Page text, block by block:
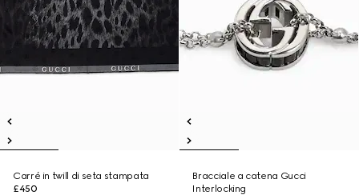
Carré in twill di seta stampata
£450
Bracciale a catena Gucci
Interlocking